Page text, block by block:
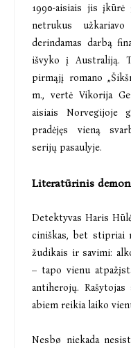
1990-aisiais jis
netrukus
derindamas darbą
išvyko į Australiją.
pirmąjį romano
m., vertė Vikorija
aisiais Norvegijoje
pradėjęs vieną
serijų pasaulyje.
Literatūrinis
Detektyvas Haris
ciniškas, bet stipriai
žudikais ir savimi:
– tapo vienu
antiherojų. Rašytojas
abiem reikia laiko
Nesbø niekada